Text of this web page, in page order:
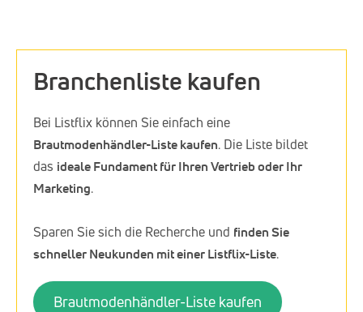
Branchenliste kaufen
Bei Listflix können Sie einfach eine
Brautmodenhändler-Liste kaufen. Die Liste bildet
das ideale Fundament für Ihren Vertrieb oder Ihr
Marketing.
Sparen Sie sich die Recherche und finden Sie
schneller Neukunden mit einer Listflix-Liste.
Brautmodenhändler-Liste kaufen